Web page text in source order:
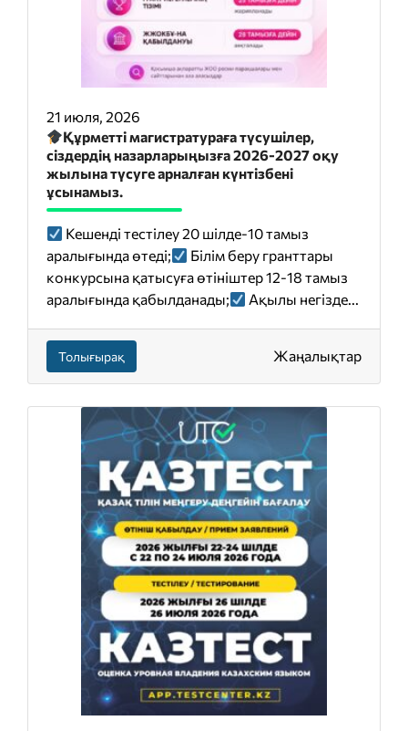
21 июля, 2026
Құрметті магистратураға түсушілер,
сіздердің назарларыңызға 2026-2027 оқу
жылына түсуге арналған күнтізбені
ұсынамыз.
Кешенді тестілеу 20 шілде-10 тамыз
аралығында өтеді;
Білім беру гранттары
конкурсына қатысуға өтініштер 12-18 тамыз
аралығында қабылданады;
Ақылы негізде...
Толығырақ Жаңалықтар